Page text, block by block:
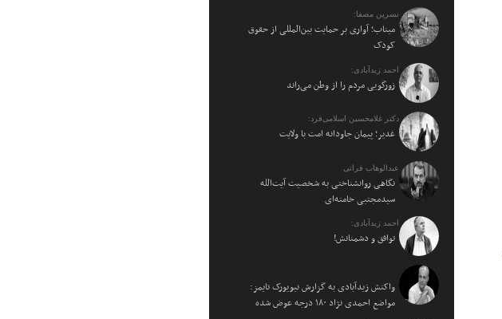
نسرین مصفا:
میناب؛ آواری بر حمایت بین‌المللی از حقوق
کودک
احمد زیدآبادی:
زورگویی مردم را از وطن می‌راند
دکتر غلامحسین اسلامی‌فرد:
غدیر؛ پیمان جاودانه امت با ولایت
عبدالوهاب فراتی
نگاهی روانشناختی به شخصیت آیت‌الله
سیدمجتبی خامنه‌ای
احمد زیدآبادی:
توافق و دشمنانش!
واکنش زیدآبادی به گزارش نیویورک تایمز:
مواضع احمدی نژاد ۱۸۰ درجه عوض شده